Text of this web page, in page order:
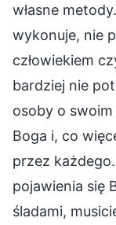
własne
wykonuje, nie
człowiekiem
bardziej nie
osoby o
Boga i, co
przez
pojawienia się
śladami,